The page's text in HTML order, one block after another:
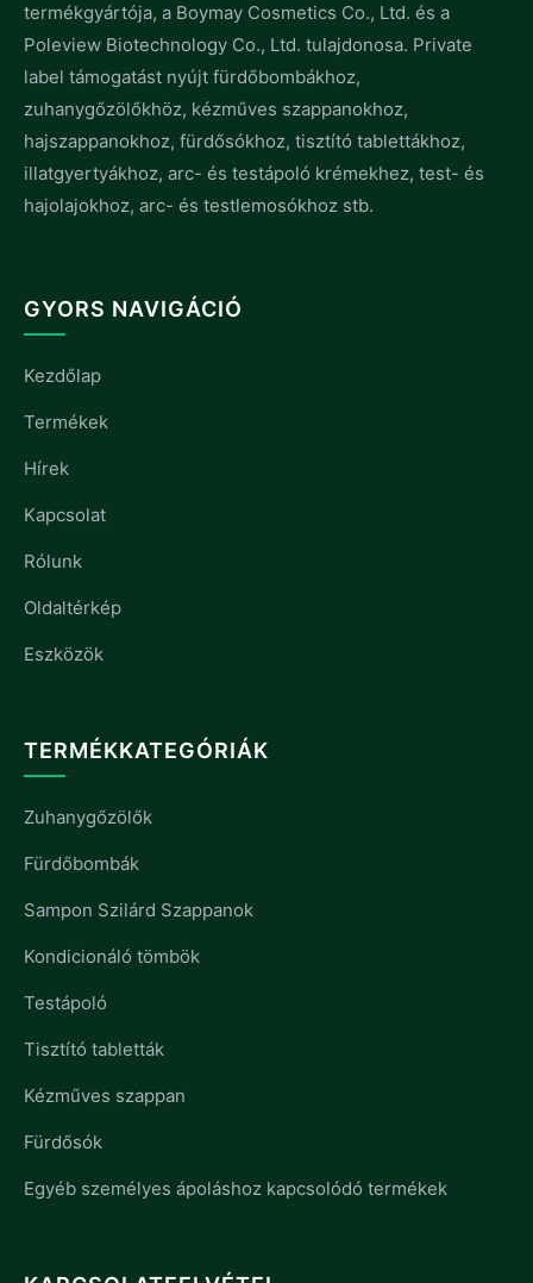
termékgyártója, a Boymay Cosmetics Co., Ltd. és a
Poleview Biotechnology Co., Ltd. tulajdonosa. Private
label támogatást nyújt fürdőbombákhoz,
zuhanygőzölőkhöz, kézműves szappanokhoz,
hajszappanokhoz, fürdősókhoz, tisztító tablettákhoz,
illatgyertyákhoz, arc- és testápoló krémekhez, test- és
hajolajokhoz, arc- és testlemosókhoz stb.
GYORS NAVIGÁCIÓ
Kezdőlap
Termékek
Hírek
Kapcsolat
Rólunk
Oldaltérkép
Eszközök
TERMÉKKATEGÓRIÁK
Zuhanygőzölők
Fürdőbombák
Sampon Szilárd Szappanok
Kondicionáló tömbök
Testápoló
Tisztító tabletták
Kézműves szappan
Fürdősók
Egyéb személyes ápoláshoz kapcsolódó termékek